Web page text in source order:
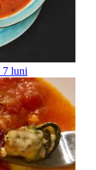
7 luni